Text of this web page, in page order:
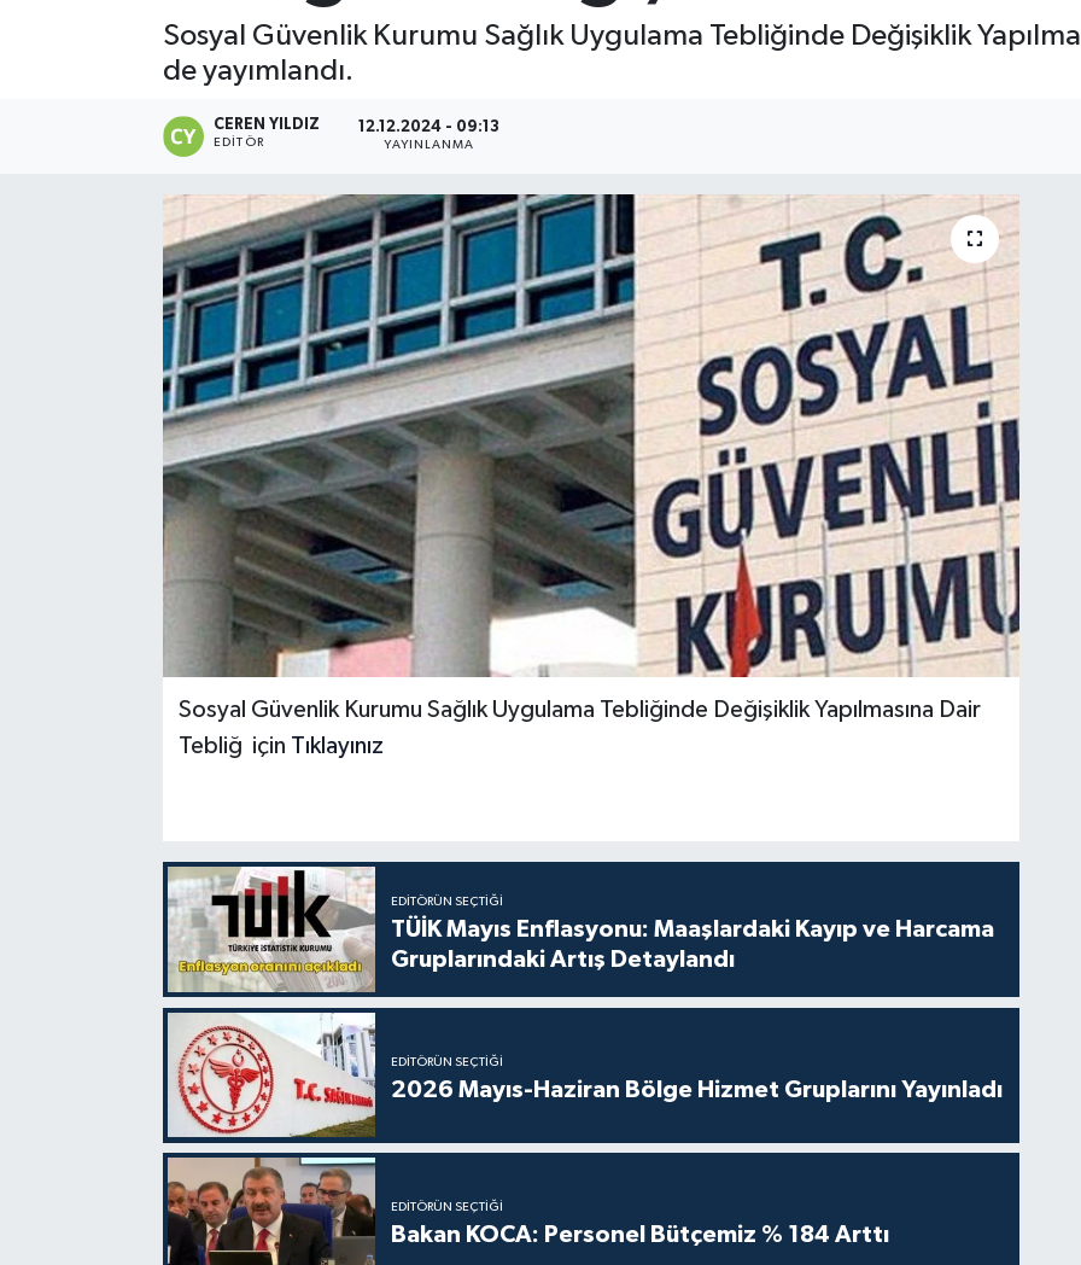
Sosyal Güvenlik Kurumu Sağlık Uygulama Tebliğinde Değişiklik
de yayımlandı.
CEREN YILDIZ
EDITÖR
12.12.2024 - 09:13
YAYINLANMA
Sosyal Güvenlik Kurumu Sağlık Uygulama Tebliğinde Değişiklik Yapılmasına Dair
Tebliğ için Tıklayınız
EDITÖRÜN SEÇTIĞI
TÜİK Mayıs Enflasyonu: Maaşlardaki Kayıp ve Harcama
Gruplarındaki Artış Detaylandı
EDITÖRÜN SEÇTIĞI
2026 Mayıs-Haziran Bölge Hizmet Gruplarını Yayınladı
EDITÖRÜN SEÇTIĞI
Bakan KOCA: Personel Bütçemiz % 184 Arttı